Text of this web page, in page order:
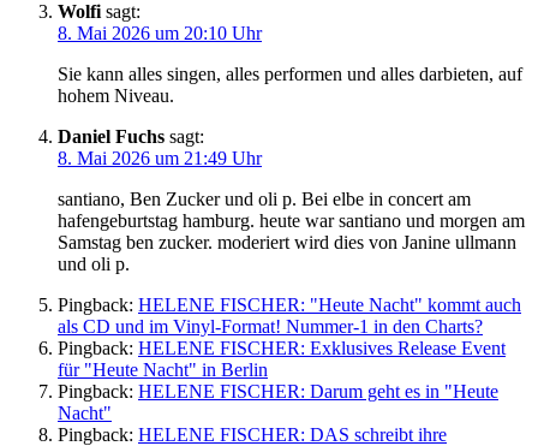
Wolfi sagt:
8. Mai 2026 um 20:10 Uhr
Sie kann alles singen, alles performen und alles darbieten, auf
hohem Niveau.
Daniel Fuchs sagt:
8. Mai 2026 um 21:49 Uhr
santiano, Ben Zucker und oli p. Bei elbe in concert am
hafengeburtstag hamburg. heute war santiano und morgen am
Samstag ben zucker. moderiert wird dies von Janine ullmann
und oli p.
Pingback: HELENE FISCHER: "Heute Nacht" kommt auch
als CD und im Vinyl-Format! Nummer-1 in den Charts?
Pingback: HELENE FISCHER: Exklusives Release Event
für "Heute Nacht" in Berlin
Pingback: HELENE FISCHER: Darum geht es in "Heute
Nacht"
Pingback: HELENE FISCHER: DAS schreibt ihre